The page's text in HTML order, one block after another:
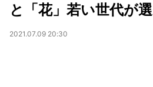
と「花」若い世代が
2021.07.09 20:30